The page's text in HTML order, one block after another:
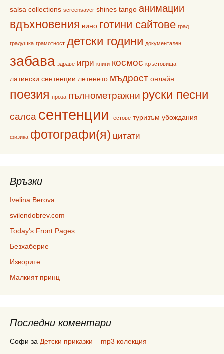
salsa collections screensaver shines tango анимации
вдъхновения вино готини сайтове град
градушка грамотност детски години документален
забава здраве игри книги космос кръстовища
латински сентенции летенето мъдрост онлайн
поезия проза пълнометражни руски песни
салса сентенции тестове туризъм убождания
физика фотографи(я) цитати
Връзки
Ivelina Berova
svilendobrev.com
Today's Front Pages
Безхаберие
Изворите
Малкият принц
Последни коментари
Софи за Детски приказки – mp3 колекция